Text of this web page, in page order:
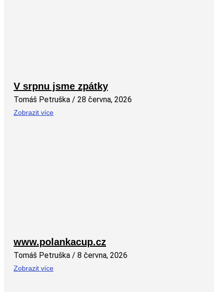
V srpnu jsme zpátky
Tomáš Petruška 28 června, 2026
Zobrazit více
www.polankacup.cz
Tomáš Petruška 8 června, 2026
Zobrazit více